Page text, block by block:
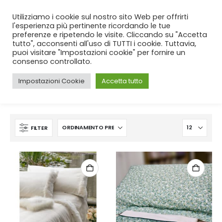
SPEDIZIONE GRATUITA per ordini da 99€!
CASA SHOP CAMERA LENZUOLA
FILTER
Utilizziamo i cookie sul nostro sito Web per offrirti
l'esperienza più pertinente ricordando le tue
preferenze e ripetendo le visite. Cliccando su "Accetta
tutto", acconsenti all'uso di TUTTI i cookie. Tuttavia,
puoi visitare "Impostazioni cookie" per fornire un
consenso controllato.
Impostazioni Cookie Accetta tutto